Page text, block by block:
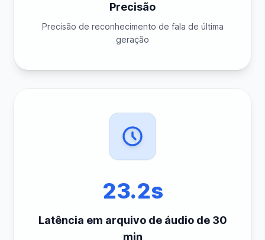
Precisão
Precisão de reconhecimento de fala de última
geração
23.2s
Latência em arquivo de áudio de 30
min